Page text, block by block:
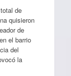
de
quisieron
de
el barrio
del
la